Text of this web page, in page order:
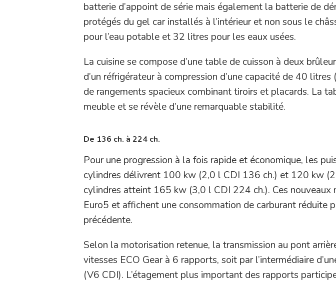
batterie d’appoint de série mais également la batterie de
protégés du gel car installés à l’intérieur et non sous le
pour l’eau potable et 32 litres pour les eaux usées.
La cuisine se compose d’une table de cuisson à deux
d’un réfrigérateur à compression d’une capacité de 40 litres
de rangements spacieux combinant tiroirs et placards. La
meuble et se révèle d’une remarquable stabilité.
De 136 ch. à 224 ch.
Pour une progression à la fois rapide et économique, les
cylindres délivrent 100 kw (2,0 l CDI 136 ch.) et 120 kw
cylindres atteint 165 kw (3,0 l CDI 224 ch.). Ces nouveaux
Euro5 et affichent une consommation de carburant réduite
précédente.
Selon la motorisation retenue, la transmission au pont
vitesses ECO Gear à 6 rapports, soit par l’intermédiaire
(V6 CDI). L’étagement plus important des rapports